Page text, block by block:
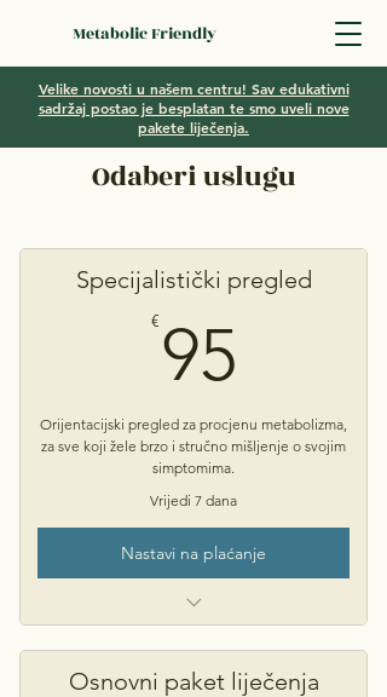
Metabolic Friendly
Velike novosti u našem centru! Sav edukativni
sadržaj postao je besplatan te smo uveli nove
pakete liječenja.
Odaberi uslugu
Specijalistički pregled
€ 95
Orijentacijski pregled za procjenu metabolizma,
za sve koji žele brzo i stručno mišljenje o svojim
simptomima.
Vrijedi 7 dana
Nastavi na plaćanje
Detaljna anamneza i specijalistički
pregled
Osnovni paket liječenja